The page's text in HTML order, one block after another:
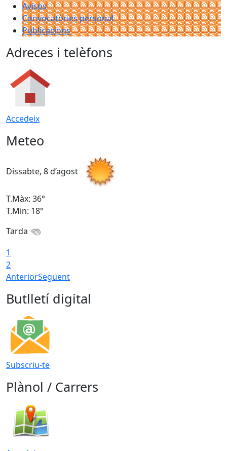
Avisos
Convocatòries personal
Publicacions
Adreces i telèfons
Accedeix
Meteo
Dissabte, 8 d’agost
T.Màx: 36°
T.Min: 18°
Tarda
1
2
AnteriorSegüent
Butlletí digital
Subscriu-te
Plànol / Carrers